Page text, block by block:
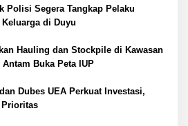
Polisi Segera Tangkap Pelaku
di Duyu
Hauling dan Stockpile di Kawasan
Antam Buka Peta IUP
Dubes UEA Perkuat Investasi,
Prioritas